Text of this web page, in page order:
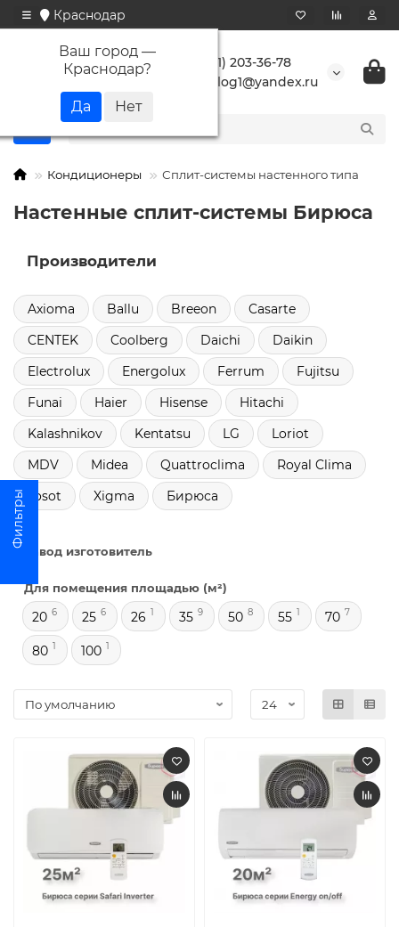
Краснодар
Ваш город —
Краснодар?
+7 (861) 203-36-78
buranlog1@yandex.ru
Кондиционеры Сплит-системы настенного типа
Настенные сплит-системы Бирюса
Производители
Axioma Ballu Breeon
Casarte
CENTEK
Coolberg Daichi
Daikin
Electrolux
Energolux Ferrum
Fujitsu
Funai
Haier Hisense
Hitachi
Kalashnikov
Kentatsu LG
Loriot
MDV
Midea Quattroclima
Royal Clima
Tosot
Xigma Бирюса
Завод изготовитель
Для помещения площадью (м²)
20 6 25 6 26 1 35 9 50 8 55 1 70 7
80 1 100 1